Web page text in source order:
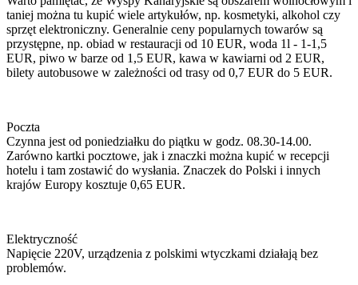
taniej można tu kupić wiele artykułów, np. kosmetyki, alkohol czy
sprzęt elektroniczny. Generalnie ceny popularnych towarów są
przystępne, np. obiad w restauracji od 10 EUR, woda 1l - 1-1,5
EUR, piwo w barze od 1,5 EUR, kawa w kawiarni od 2 EUR,
bilety autobusowe w zależności od trasy od 0,7 EUR do 5 EUR.
Poczta
Czynna jest od poniedziałku do piątku w godz. 08.30-14.00.
Zarówno kartki pocztowe, jak i znaczki można kupić w recepcji
hotelu i tam zostawić do wysłania. Znaczek do Polski i innych
krajów Europy kosztuje 0,65 EUR.
Elektryczność
Napięcie 220V, urządzenia z polskimi wtyczkami działają bez
problemów.